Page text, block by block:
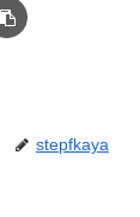
stepfkaya